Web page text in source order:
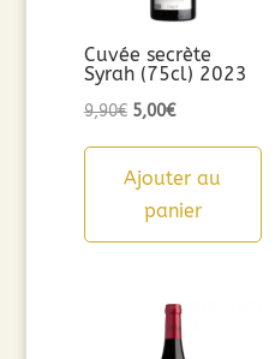
Cuvée secrète
Syrah (75cl) 2023
9,90€ Le
initial
était :
5,00€Le
actuel
est :
Ajouter au
panier